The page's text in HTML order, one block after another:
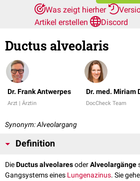
Was zeigt hierher
Artikel erstellen
Discord
Ductus alveolaris
Dr. Frank Antwerpes
Arzt | Ärztin
Dr. med. Miriam
DocCheck Team
Synonym: Alveolargang
Definition
DieDuctus alveolaresoderAlveolargänge
Gangsystems eines Lungenazinus. Sie